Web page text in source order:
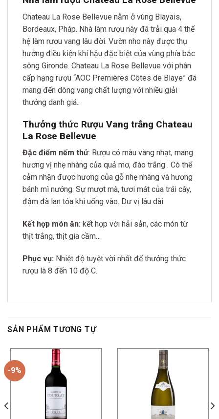
Chateau La Rose Bellevue nằm ở vùng Blayais,
Bordeaux, Pháp. Nhà làm rượu này đã trải qua 4 thế
hệ làm rượu vang lâu đời. Vườn nho này được thụ
hưởng điều kiện khí hậu đặc biệt của vùng phía bắc
sông Gironde. Chateau La Rose Bellevue với phân
cấp hạng rượu “AOC Premières Côtes de Blaye” đã
mang đến dòng vang chất lượng với nhiều giải
thưởng danh giá..
Thưởng thức Rượu Vang trắng Chateau
La Rose Bellevue
Đặc điểm nếm thử: Rượu có màu vàng nhạt, mang
hương vị nhẹ nhàng của quả mơ, đào trắng . Có thể
cảm nhận được hương của gỗ nhẹ nhàng và hương
bánh mì nướng. Sự mượt mà, tươi mát của trái cây,
đậm đà lan tỏa khi uống vào. Dư vị lâu dài.
Kết hợp món ăn: kết hợp với hải sản, các món từ
thịt trắng, thịt gia cầm…
Phục vụ: Nhiệt độ tuyệt vời nhất để thưởng thức
rượu là 8 đến 10 độ C.
SẢN PHẨM TƯƠNG TỰ
-9%